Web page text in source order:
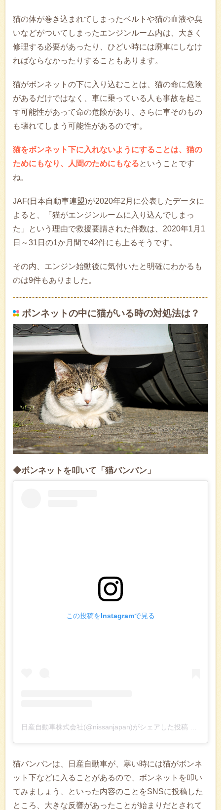
猫の体が巻き込まれてしまったベルトや猫の血液や臭
いなどがついてしまったエンジンルーム内は、大きく
修理する必要があったり、ひどい時には廃車にしなけ
ればならなかったりすることもあります。
猫がボンネットの下に入り込むことは、猫の命に危険
があるだけではなく、車に乗っている人も事故を起こ
す可能性があって命の危険があり、さらに車そのもの
も壊れてしまう可能性があるのです。
猫をボンネット下に入れないようにすることは、猫の
ためにもなり、人間のためにもなるということです
ね。
JAF(日本自動車連盟)が2020年2月に公表したデータに
よると、「猫がエンジンルームに入り込んでしまっ
た」という理由で救援要請された件数は、2020年1月1
日～31日の1か月間で42件にも上るそうです。
その内、エンジン始動後に気付いたと明確にわかるも
のは9件もありました。
ボンネットの中に猫がいる時の対処法は？
◆ボンネットを叩いて「猫バンバン」
この投稿をInstagramで見る
日産自動車株式会社(@nissanjapan)がシェアした投稿
猫バンバンは、日産自動車が、寒い時には猫がボンネ
ット下などに入ることがあるので、ボンネットを叩い
てみましょう、といった内容のことをSNSに投稿した
ところ、大きな反響があったことが始まりだとされて